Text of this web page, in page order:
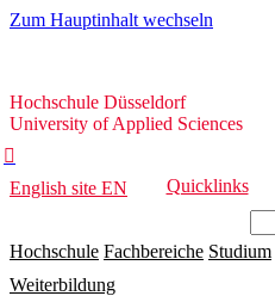
Zum Hauptinhalt wechseln
Hochschule
Düsseldorf
Hochschule Düsseldorf
University of Applied Sciences

English site EN Quicklinks
Hochschule Fachbereiche Studium
Weiterbildung